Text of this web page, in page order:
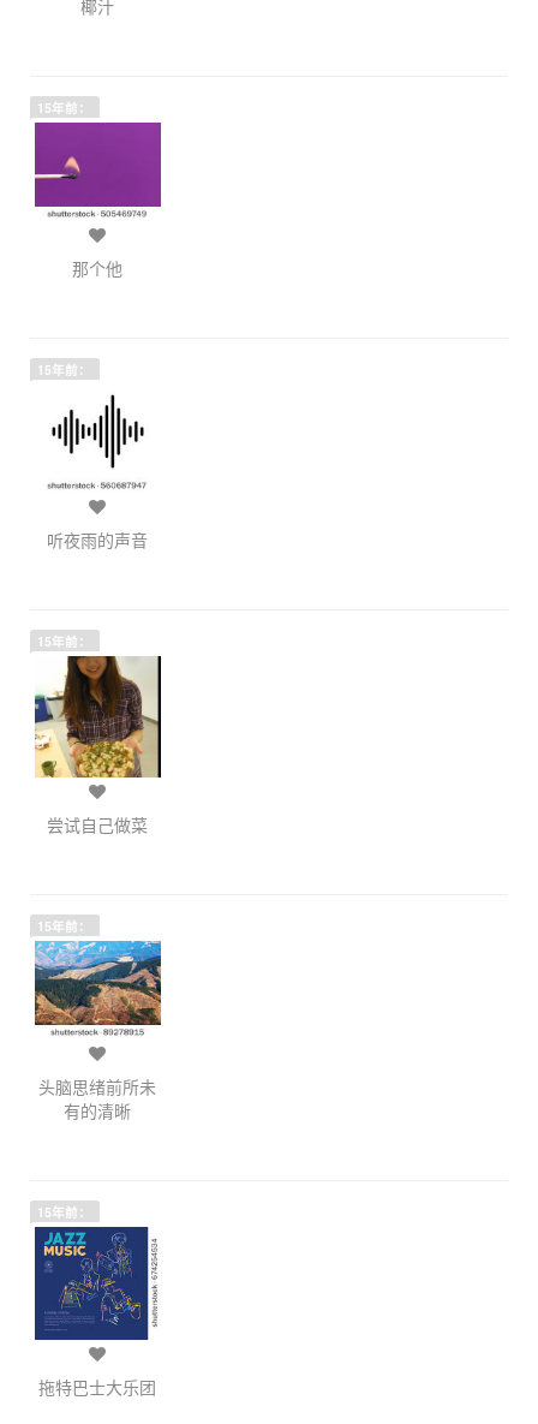
椰汁
15年前：
那个他
15年前：
听夜雨的声音
15年前：
尝试自己做菜
15年前：
头脑思绪前所未
有的清晰
15年前：
拖特巴士大乐团